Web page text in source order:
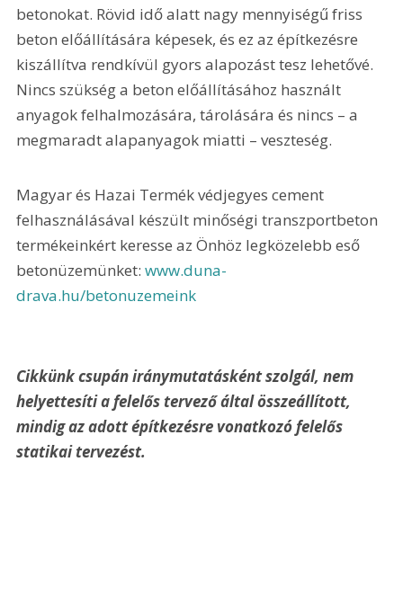
betonokat. Rövid idő alatt nagy mennyiségű friss
beton előállítására képesek, és ez az építkezésre
kiszállítva rendkívül gyors alapozást tesz lehetővé.
Nincs szükség a beton előállításához használt
anyagok felhalmozására, tárolására és nincs – a
megmaradt alapanyagok miatti – veszteség.
Magyar és Hazai Termék védjegyes cement
felhasználásával készült minőségi transzportbeton
termékeinkért keresse az Önhöz legközelebb eső
betonüzemünket: www.duna-
drava.hu/betonuzemeink
Cikkünk csupán iránymutatásként szolgál, nem
helyettesíti a felelős tervező által összeállított,
mindig az adott építkezésre vonatkozó felelős
statikai tervezést.